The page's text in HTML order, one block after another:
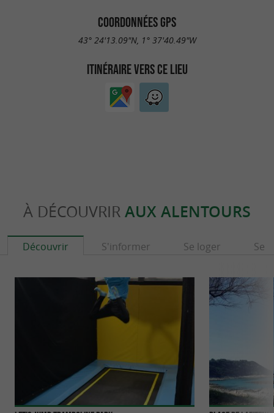
COORDONNÉES GPS
43° 24'13.09"N, 1° 37'40.49"W
ITINÉRAIRE VERS CE LIEU
À DÉCOUVRIR AUX ALENTOURS
Découvrir S'informer Se loger Se